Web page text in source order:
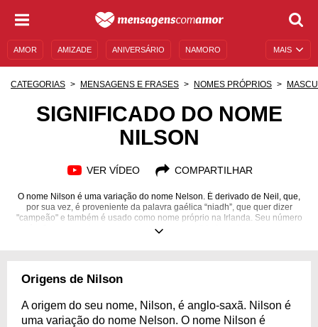
MAIS
AMOR AMIZADE ANIVERSÁRIO NAMORO
MENSAGENS DE ANIVERSÁRIO
CATEGORIAS MENSAGENS E FRASES NOMES PRÓPRIOS
SIGNIFICADO DO NOME
NILSON
VER VÍDEO COMPARTILHAR
O nome Nilson é uma variação do nome Nelson. É derivado de Neil, que,
por sua vez, é proveniente da palavra gaélica “niadh”, que quer dizer
"campeão" e também é usado como nome próprio na Irlanda. Seu número
é o 2, que remete a uma pessoa de personalidade muito amorosa e
o significado do nome Nilson.
Origens de Nilson
A origem do seu nome, Nilson, é anglo-saxã. Nilson é
uma variação do nome Nelson. O nome Nilson é